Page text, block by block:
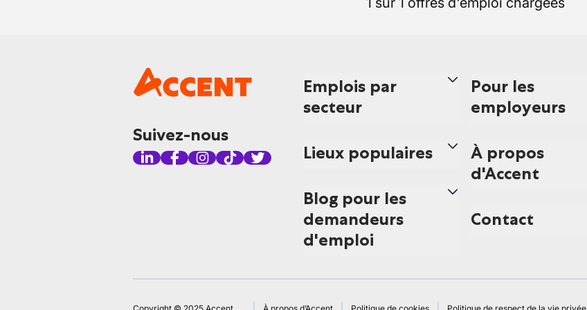
Suivez-nous
Emplois par
secteur
Lieux populaires
Blog pour les
demandeurs
d'emploi
Pour les
employeurs
À propos
d'Accent
Contact